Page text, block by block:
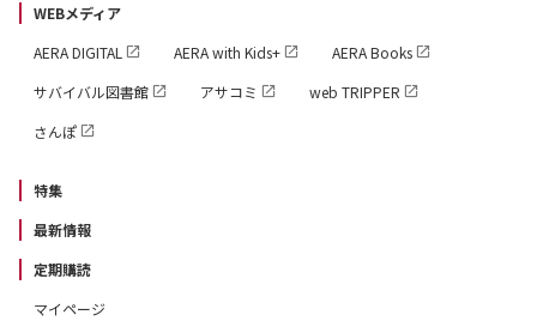
WEBメディア
AERA DIGITAL
AERA with Kids+
AERA Books
サバイバル図書館
アサコミ
web TRIPPER
さんぽ
特集
最新情報
定期購読
マイページ